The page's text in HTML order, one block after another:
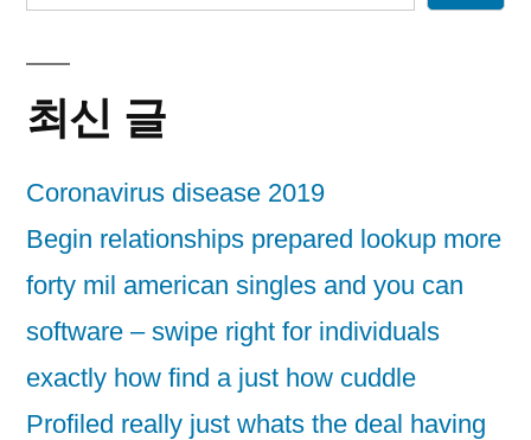
최신 글
Coronavirus disease 2019
Begin relationships prepared lookup more
forty mil american singles and you can
software – swipe right for individuals
exactly how find a just how cuddle
Profiled really just whats the deal having